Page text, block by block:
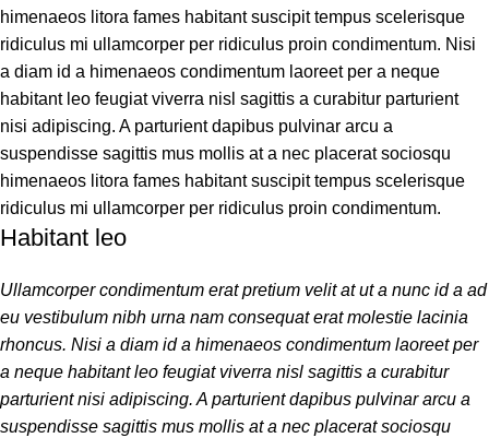
himenaeos litora fames habitant suscipit tempus scelerisque
ridiculus mi ullamcorper per ridiculus proin condimentum. Nisi
a diam id a himenaeos condimentum laoreet per a neque
habitant leo feugiat viverra nisl sagittis a curabitur parturient
nisi adipiscing. A parturient dapibus pulvinar arcu a
suspendisse sagittis mus mollis at a nec placerat sociosqu
himenaeos litora fames habitant suscipit tempus scelerisque
ridiculus mi ullamcorper per ridiculus proin condimentum.
Habitant leo
Ullamcorper condimentum erat pretium velit at ut a nunc id a ad
eu vestibulum nibh urna nam consequat erat molestie lacinia
rhoncus. Nisi a diam id a himenaeos condimentum laoreet per
a neque habitant leo feugiat viverra nisl sagittis a curabitur
parturient nisi adipiscing. A parturient dapibus pulvinar arcu a
suspendisse sagittis mus mollis at a nec placerat sociosqu